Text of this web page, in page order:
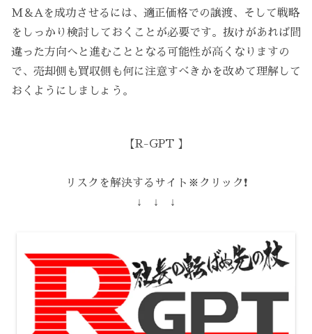
M＆Aを成功させるには、適正価格での譲渡、そして戦略
をしっかり検討しておくことが必要です。抜けがあれば間
違った方向へと進むこととなる可能性が高くなりますの
で、売却側も買収側も何に注意すべきかを改めて理解して
おくようにしましょう。
【R-GPT 】
リスクを解決するサイト※クリック❗️
↓ ↓ ↓